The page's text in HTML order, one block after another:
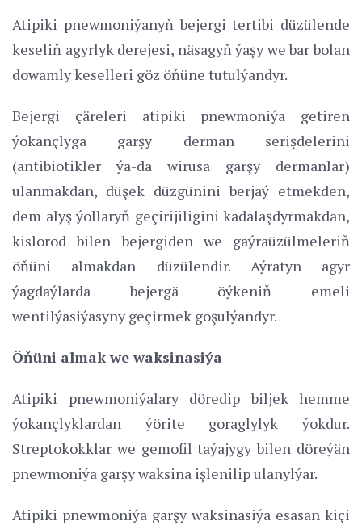
Atipiki pnewmoniýanyň bejergi tertibi düzülende
keseliň agyrlyk derejesi, näsagyň ýaşy we bar bolan
dowamly keselleri göz öňüne tutulýandyr.
Bejergi çäreleri atipiki pnewmoniýa getiren
ýokançlyga garşy derman serişdelerini
(antibiotikler ýa-da wirusa garşy dermanlar)
ulanmakdan, düşek düzgünini berjaý etmekden,
dem alyş ýollaryň geçirijiligini kadalaşdyrmakdan,
kislorod bilen bejergiden we gaýraüzülmeleriň
öňüni almakdan düzülendir. Aýratyn agyr
ýagdaýlarda bejergä öýkeniň emeli
wentilýasiýasyny geçirmek goşulýandyr.
Öňüni almak we waksinasiýa
Atipiki pnewmoniýalary döredip biljek hemme
ýokançlyklardan ýörite goraglylyk ýokdur.
Streptokokklar we gemofil taýajygy bilen döreýän
pnewmoniýa garşy waksina işlenilip ulanylýar.
Atipiki pnewmoniýa garşy waksinasiýa esasan kiçi